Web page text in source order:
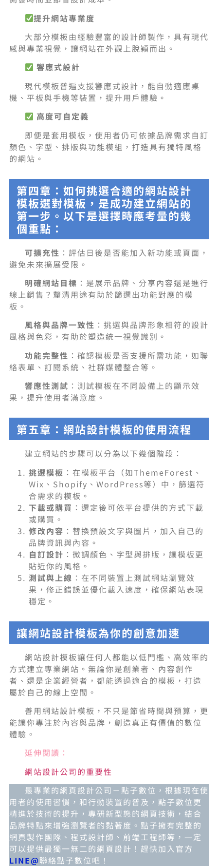
提升網站專業度
大部分模板由經驗豐富的設計師製作，具有現代
感與專業視覺，讓網站在外觀上脫穎而出。
響應式設計
現代模板普遍支援響應式設計，能自動適應桌
機、平板與手機等裝置，提升用戶體驗。
高度可自定義
即便是套用模板，使用者仍可依據品牌需求自訂
顏色、字型、排版與功能模組，打造具有獨特風格
的網站。
第四章：如何挑選合適的網站設計
模板選對模板，是成功建立網站的
第一步。以下是選擇時應考量的幾
個重點：
可擴充性 ：評估日後是否能加入新功能或頁面，
避免未來擴展受限。
明確網站目標 ：是展示品牌、分享內容還是進行
線上銷售？釐清用途有助於篩選出功能對應的模
板。
風格與品牌一致性 ：挑選與品牌形象相符的設計
風格與色彩，有助於塑造統一視覺識別。
功能完整性 ：確認模板是否支援所需功能，如聯
絡表單、訂閱系統、社群媒體整合等。
響應性測試 ：測試模板在不同設備上的顯示效
果，提升使用者滿意度。
第五章：網站設計模板的使用流程
建立網站的步驟可以分為以下幾個階段：
挑選模板 ：在模板平台（如ThemeForest、
Wix、Shopify、WordPress等）中，篩選符
合需求的模板。
下載或購買 ：選定後可依平台提供的方式下載
或購買。
修改內容 ：替換預設文字與圖片，加入自己的
品牌資訊與內容。
自訂設計 ：微調顏色、字型與排版，讓模板更
貼近你的風格。
測試與上線 ：在不同裝置上測試網站瀏覽效
果，修正錯誤並優化載入速度，確保網站表現
穩定。
讓網站設計模板為你的創意加速
網站設計模板讓任何人都能以低門檻、高效率的
方式建立專業網站。無論你是創業者、內容創作
者、還是企業經營者，都能透過適合的模板，打造
屬於自己的線上空間。
善用網站設計模板，不只是節省時間與預算，更
能讓你專注於內容與品牌，創造真正有價值的數位
體驗。
延伸閱讀：
網站設計公司的重要性
最專業的網頁設計公司－點子數位，根據現在使
用者的使用習慣，和行動裝置的普及，點子數位更
精進於技術的提升，專研新型態的網頁技術，結合
品牌特點來增強瀏覽者的黏著度。點子擁有完整的
網頁製作團隊、程式設計師、前端工程師等，一定
可以提供最獨一無二的網頁設計！趕快加入官方
LINE@聯絡點子數位吧！